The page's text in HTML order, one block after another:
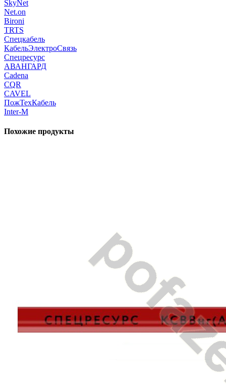
SkyNet
Net.on
Bironi
TRTS
Спецкабель
КабельЭлектроСвязь
Спецресурс
АВАНГАРД
Cadena
CQR
CAVEL
ПожТехКабель
Inter-M
Похожие продукты